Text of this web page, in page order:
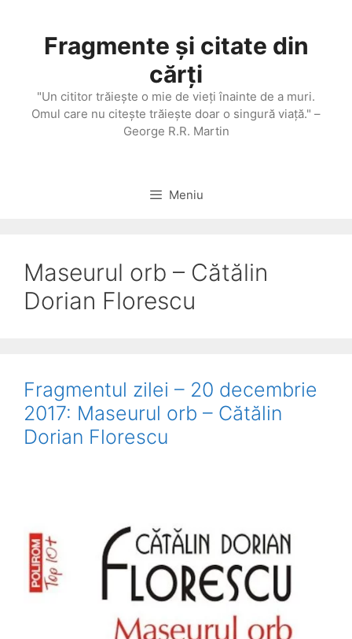
conținutFragmente și citate din
cărți
"Un cititor trăieşte o mie de vieţi înainte de a muri.
Omul care nu citeşte trăieşte doar o singură viaţă." –
George R.R. Martin
Meniu
Maseurul orb – Cătălin
Dorian Florescu
Fragmentul zilei – 20 decembrie
2017: Maseurul orb – Cătălin
Dorian Florescu